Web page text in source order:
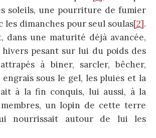
soleils, une pourriture de fumier
les dimanches pour seul soulas[2].
dans une maturité déjà avancée,
hivers pesant sur lui du poids des
à biner, sarcler, bêcher,
sous le gel, les pluies et la
à la fin conquis, lui aussi, à la
un lopin de cette terre
nourrissait autour de lui les